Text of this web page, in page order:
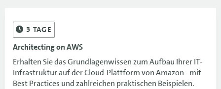
3 TAGE
Architecting on AWS
Erhalten Sie das Grundlagenwissen zum Aufbau Ihrer IT-
Infrastruktur auf der Cloud-Plattform von Amazon - mit
Best Practices und zahlreichen praktischen Beispielen.